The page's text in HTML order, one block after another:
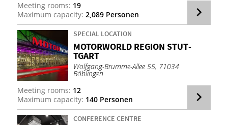
Meeting rooms: 19
Maximum capacity: 2,089 Personen
SPECIAL LOCATION
MO­TOR­WORLD RE­GION STUT­
TGART
Wolfgang-Brumme-Allee 55, 71034
Böblingen
Meeting rooms: 12
Maximum capacity: 140 Personen
CONFERENCE CENTRE